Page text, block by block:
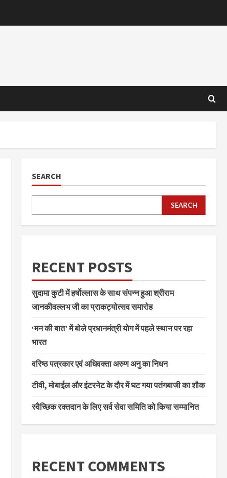
SEARCH
SEARCH
RECENT POSTS
सुदामा कुटी में हर्षोल्लास के साथ संपन्न हुआ श्रीराम
जानकीवल्लभ जी का प्राकट्योत्सव समारोह
‘मन की बात’ में बोले प्रधानमंत्री योग में पहले स्थान पर रहा
भारत
वरिष्ठ पत्रकार एवं अधिवक्ता अरुण अनु का निधन
टीवी, मोबाईल और इंटरनेट के दौर में घट गया पतंगबाजी का शौक
स्वैच्छिक रक्तदान के लिए सर्व सेवा समिति को किया सम्मानित
RECENT COMMENTS